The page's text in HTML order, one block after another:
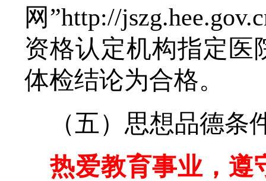
网”http://
资格认定机构指定医
体检结论为合格。
（五）思想品德条
热爱教育事业，遵